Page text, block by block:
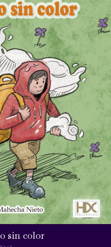
sin color